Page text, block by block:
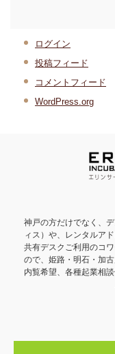
ログイン
投稿フィード
コメントフィード
WordPress.org
神戸の方だけでなく、
ィス）や、レンタルア
共有デスクご利用のコ
ので、姫路・明石・加
内覧希望、各種起業相